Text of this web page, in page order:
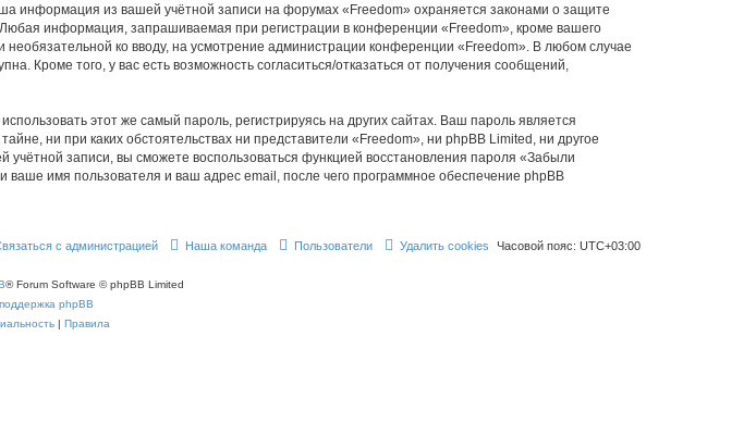
из вашей учётной записи на форумах «Freedom» охраняется законами о защите
информация, запрашиваемая при регистрации в конференции «Freedom», кроме вашего
ко вводу, на усмотрение администрации конференции «Freedom». В любом случае
Кроме того, у вас есть возможность согласиться/отказаться от получения сообщений,
этот же самый пароль, регистрируясь на других сайтах. Ваш пароль является
ни при каких обстоятельствах ни представители «Freedom», ни phpBB Limited, ни другое
записи, вы сможете воспользоваться функцией восстановления пароля «Забыли
имя пользователя и ваш адрес email, после чего программное обеспечение phpBB
Часовой пояс: UTC+03:00
Удалить cookies
Пользователи
Наша команда
с администрацией
® Forum Software © phpBB Limited
phpBB
| Правила